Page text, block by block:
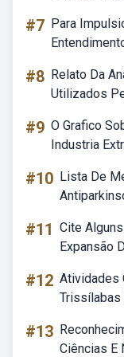
#7 Para
#8 Relato Da
Utilizados
#9 O Grafico
Industria
#10 Lista De
#11 Cite
Expansão
#12 Atividades
Trissílabas
#13
Ciências E